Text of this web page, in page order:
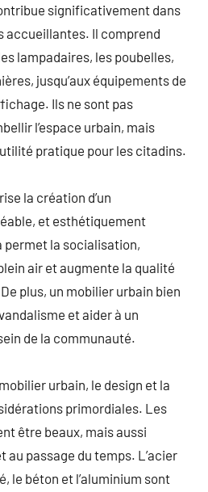
significativement dans
accueillantes. Il comprend
lampadaires, les poubelles,
jusqu’aux équipements de
Ils ne sont pas
l’espace urbain, mais
pratique pour les citadins.
la création d’un
et esthétiquement
permet la socialisation,
air et augmente la qualité
plus, un mobilier urbain bien
et aider à un
de la communauté.
urbain, le design et la
primordiales. Les
être beaux, mais aussi
au passage du temps. L’acier
le béton et l’aluminium sont